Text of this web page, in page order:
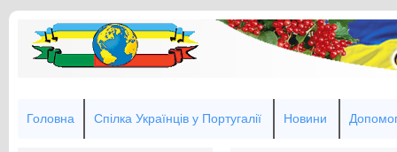
Головна Спілка Українців у Португалії Новини